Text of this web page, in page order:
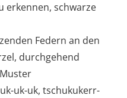
erkennen, schwarze
Federn an den
durchgehend
uk-uk, tschukukerr-